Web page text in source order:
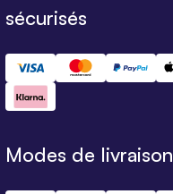
sécurisés
Modes de livraison